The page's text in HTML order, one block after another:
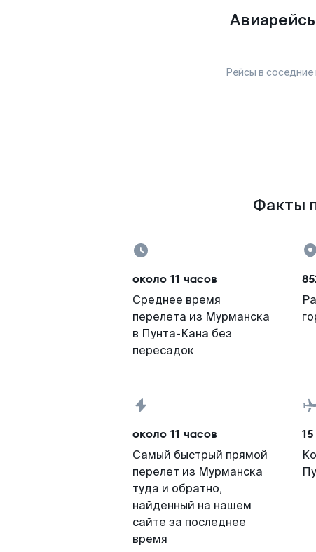
Рейсы в
Факты
около 11 часов
Среднее время
перелета из Мурманска
в Пунта-Кана без
пересадок
около 11 часов
Самый быстрый прямой
перелет из Мурманска
туда и обратно,
найденный на нашем
сайте за последнее
время
15